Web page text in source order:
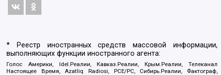
* Реестр иностранных средств массовой информации,
выполняющих функции иностранного агента:
Голос Америки, Idel.Реалии, Кавказ.Реалии, Крым.Реалии, Телеканал
Настоящее Время, Azatliq Radiosi, PCE/PC, Сибирь.Реалии, Фактограф,